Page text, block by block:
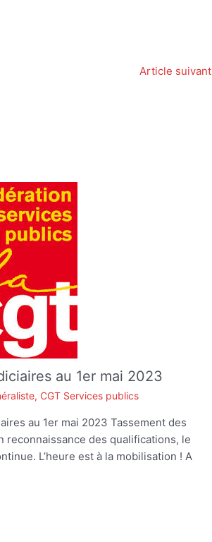
Article suivant
au 1er mai 2023
, CGT Services publics
au 1er mai 2023 Tassement des
reconnaissance des qualifications, le
L’heure est à la mobilisation ! A